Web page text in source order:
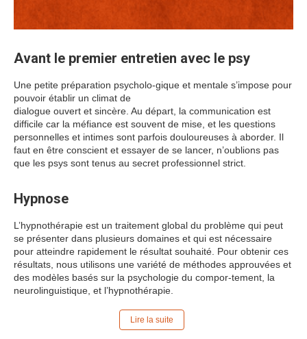
Avant le premier entretien avec le psy
Une petite préparation psycholo-gique et mentale s’impose pour
pouvoir établir un climat de
dialogue ouvert et sincère. Au départ, la communication est
difficile car la méfiance est souvent de mise, et les questions
personnelles et intimes sont parfois douloureuses à aborder. Il
faut en être conscient et essayer de se lancer, n’oublions pas
que les psys sont tenus au secret professionnel strict.
Hypnose
L’hypnothérapie est un traitement global du problème qui peut
se présenter dans plusieurs domaines et qui est nécessaire
pour atteindre rapidement le résultat souhaité. Pour obtenir ces
résultats, nous utilisons une variété de méthodes approuvées et
des modèles basés sur la psychologie du compor-tement, la
neurolinguistique, et l’hypnothérapie.
Lire la suite